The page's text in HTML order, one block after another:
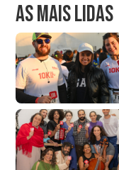
AS MAIS LIDAS